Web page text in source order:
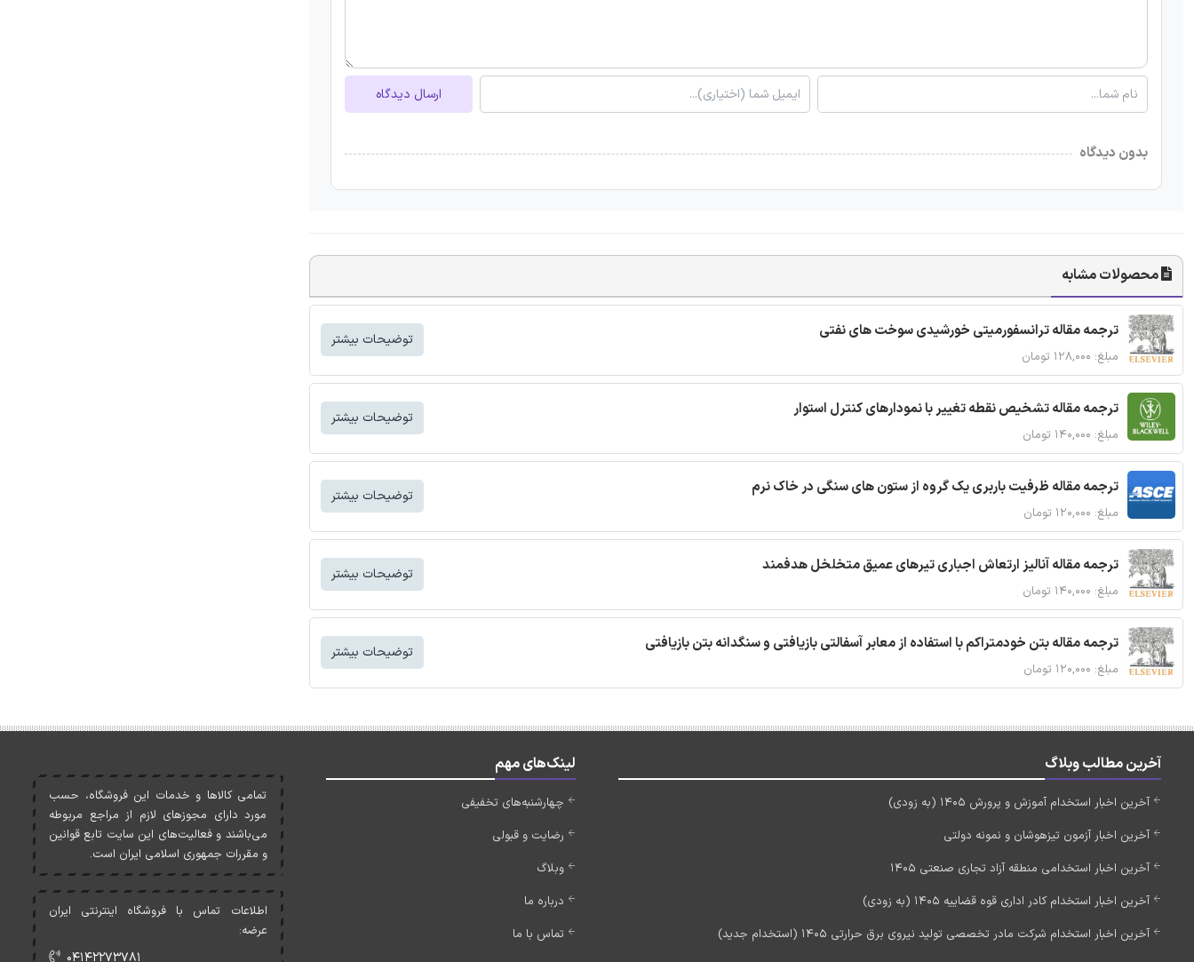
ارسال دیدگاه
بدون دیدگاه
محصولات مشابه
ترجمه مقاله ترانسفورمیتی خورشیدی سوخت های نفتی
مبلغ: ۱۲۸,۰۰۰ تومان
توضیحات بیشتر
ترجمه مقاله تشخیص نقطه تغییر با نمودارهای کنترل استوار
مبلغ: ۱۴۰,۰۰۰ تومان
توضیحات بیشتر
ترجمه مقاله ظرفیت باربری یک گروه از ستون های سنگی در خاک نرم
مبلغ: ۱۲۰,۰۰۰ تومان
توضیحات بیشتر
ترجمه مقاله آنالیز ارتعاش اجباری تیرهای عمیق متخلخل هدفمند
مبلغ: ۱۴۰,۰۰۰ تومان
توضیحات بیشتر
ترجمه مقاله بتن خودمتراکم با استفاده از معابر آسفالتی بازیافتی و سنگدانه بتن بازیافتی
مبلغ: ۱۲۰,۰۰۰ تومان
توضیحات بیشتر
آخرین مطالب وبلاگ
آخرین اخبار استخدام آموزش و پرورش 1405 (به زودی)
آخرین اخبار آزمون تیزهوشان و نمونه دولتی
آخرین اخبار استخدامی منطقه آزاد تجاری صنعتی 1405
آخرین اخبار استخدام کادر اداری قوه قضاییه 1405 (به زودی)
آخرین اخبار استخدام شرکت مادر تخصصی تولید نیروی برق حرارتی 1405 (استخدام جدید)
لینک‌های مهم
چهارشنبه‌های تخفیفی
رضایت و قبولی
وبلاگ
درباره ما
تماس با ما
تمامی کالاها و خدمات اين فروشگاه، حسب
مورد دارای مجوزهای لازم از مراجع مربوطه
می‌باشند و فعاليت‌های اين سايت تابع قوانين
و مقررات جمهوری اسلامی ايران است.
اطلاعات تماس با فروشگاه اینترنتی ایران
عرضه:
۰۴۱۴۲۲۷۳۷۸۱